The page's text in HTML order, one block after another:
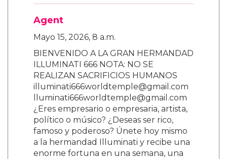
Agent
Mayo 15, 2026, 8 a.m.
BIENVENIDO A LA GRAN HERMANDAD
ILLUMINATI 666 NOTA: NO SE
REALIZAN SACRIFICIOS HUMANOS
illuminati666worldtemple@gmail.com
lluminati666worldtemple@gmail.com
¿Eres empresario o empresaria, artista,
político o músico? ¿Deseas ser rico,
famoso y poderoso? Únete hoy mismo
a la hermandad Illuminati y recibe una
enorme fortuna en una semana, una